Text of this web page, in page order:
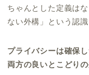
ちゃんとした定義は
ない外構」という認識
プライバシーは確保
両方の良いとこどりの